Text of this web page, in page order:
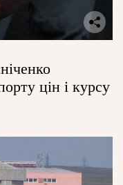
цін і курсу